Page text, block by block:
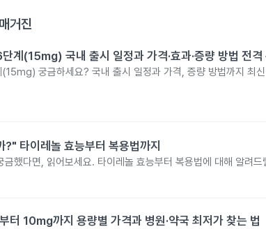
거진
계(15mg) 국내 출시 일정과 가격·효과·증량 방법 전격
궁금하세요? 국내 출시 일정과 가격, 증량 방법까지 최
타이레놀 효능부터 복용법까지
했다면, 읽어보세요. 타이레놀 효능부터 복용법에 대해 알려드
터 10mg까지 용량별 가격과 병원·약국 최저가 찾는 법